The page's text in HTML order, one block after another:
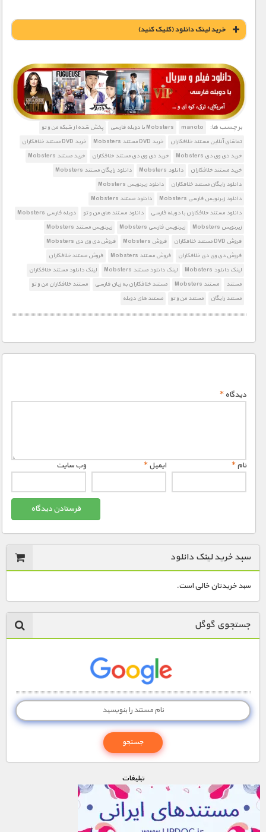
خريد لينک دانلود (کليک کنيد)
1900 تومان – خريد لينک دانلود (افزودن به سبد خريد)
برچسب ها: manoto Mobsters با دوبله فارسی
پخش شده از شبکه من و تو
تماشای آنلاین مستند خلافکاران
خرید DVD مستند Mobsters
خرید DVD مستند خلافکاران
خرید دی وی دی Mobsters
خرید دی وی دی مستند خلافکاران
خرید مستند Mobsters
خرید مستند خلافکاران
دانلود Mobsters
دانلود رایگان مستند Mobsters
دانلود رایگان مستند خلافکاران
دانلود زیرنویس Mobsters
دانلود زیرنویس فارسی Mobsters
دانلود مستند Mobsters
دانلود مستند خلافکاران با دوبله فارسی
دانلود مستند های من و تو
دوبله فارسی Mobsters
زیرنویس Mobsters
زیرنویس فارسی Mobsters
زیرنویس مستند Mobsters
فروش DVD مستند خلافکاران
فروش Mobsters
فروش دی وی دی Mobsters
فروش دی وی دی خلافکاران
فروش مستند Mobsters
فروش مستند خلافکاران
لینک دانلود Mobsters
لینک دانلود مستند Mobsters
لینک دانلود مستند خلافکاران
مستند
مستند Mobsters مستند خلافکاران به زبان فارسی
مستند خلافکاران من و تو
مستند رایگان
مستند من و تو مستند های دوبله
دیدگاه*
نام* ایمیل* وب‌ سایت
سبد خرید لینک دانلود
سبد خریدتان خالی است.
جستجوی گوگل
تبليغات